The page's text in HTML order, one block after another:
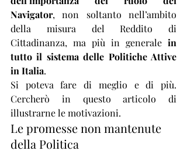
Navigator, non soltanto nell’ambito
della misura del Reddito di
Cittadinanza, ma più in generale in
tutto il sistema delle Politiche Attive
in Italia.
Si poteva fare di meglio e di più.
Cercherò in questo articolo di
illustrarne le motivazioni.
Le promesse non mantenute
della Politica